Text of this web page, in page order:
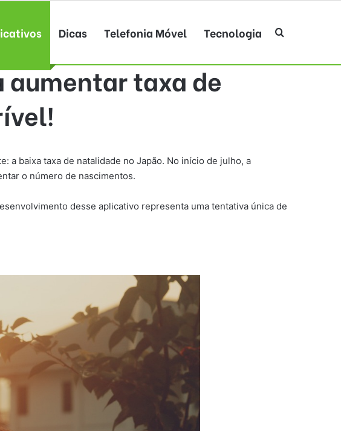
Dicas Telefonia Móvel Tecnologia Procurar por
aumentar taxa de
a baixa taxa de natalidade no Japão. No início de julho, a
o número de nascimentos.
desse aplicativo representa uma tentativa única de